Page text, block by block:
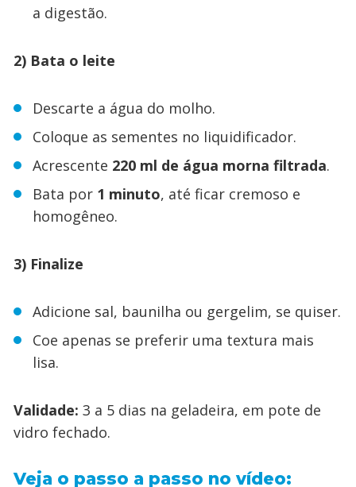
a digestão.
2) Bata o leite
Descarte a água do molho.
Coloque as sementes no liquidificador.
Acrescente 220 ml de água morna filtrada.
Bata por 1 minuto, até ficar cremoso e
homogêneo.
3) Finalize
Adicione sal, baunilha ou gergelim, se quiser.
Coe apenas se preferir uma textura mais
lisa.
Validade: 3 a 5 dias na geladeira, em pote de
vidro fechado.
Veja o passo a passo no vídeo: